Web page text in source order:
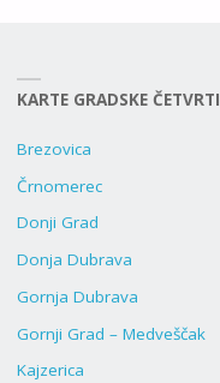
KARTE GRADSKE ČETVRTI
Brezovica
Črnomerec
Donji Grad
Donja Dubrava
Gornja Dubrava
Gornji Grad – Medveščak
Kajzerica